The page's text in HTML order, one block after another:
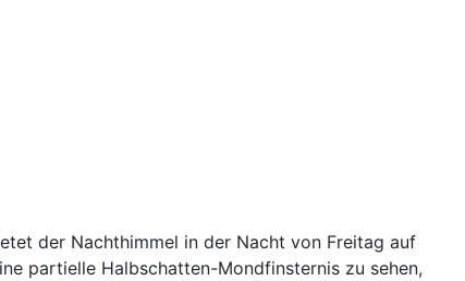
der Nachthimmel in der Nacht von Freitag auf
partielle Halbschatten-Mondfinsternis zu sehen,